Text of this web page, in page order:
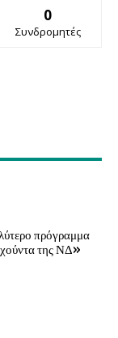
0
Συνδρομητές
πρόγραμμα
χούντα της ΝΔ»